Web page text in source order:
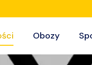
Obozy